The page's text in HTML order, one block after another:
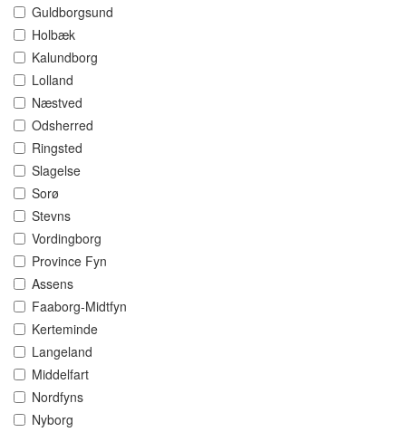
Guldborgsund
Holbæk
Kalundborg
Lolland
Næstved
Odsherred
Ringsted
Slagelse
Sorø
Stevns
Vordingborg
Province Fyn
Assens
Faaborg-Midtfyn
Kerteminde
Langeland
Middelfart
Nordfyns
Nyborg